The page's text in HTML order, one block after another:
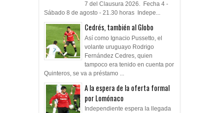
7 del Clausura 2026. Fecha 4 -
Sábado 8 de agosto - 21.30 horas Indepe...
Cedrés, también al Globo
Así como Ignacio Pussetto, el
volante uruguayo Rodrigo
Fernández Cedres, quien
tampoco era tenido en cuenta por
Quinteros, se va a préstamo ...
A la espera de la oferta formal
por Lomónaco
Independiente espera la llegada